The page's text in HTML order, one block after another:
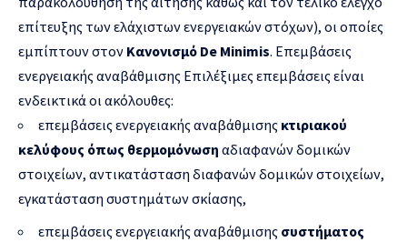
επίτευξης των ελάχιστων ενεργειακών στόχων), οι οποίες
εμπίπτουν στον Κανονισμό De Minimis. Επεμβάσεις
ενεργειακής αναβάθμισης Επιλέξιμες επεμβάσεις είναι
ενδεικτικά οι ακόλουθες:
επεμβάσεις ενεργειακής αναβάθμισηςκτιριακού
κελύφους όπως θερμομόνωση αδιαφανών δομικών
στοιχείων, αντικατάσταση διαφανών δομικών στοιχείων,
εγκατάσταση συστημάτων σκίασης,
επεμβάσεις ενεργειακής αναβάθμισης συστήματος